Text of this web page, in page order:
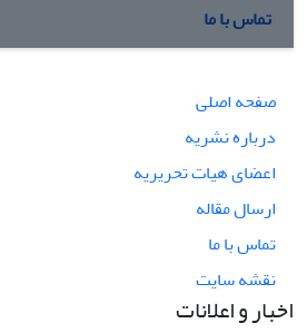
تماس با ما
صفحه اصلی
درباره نشریه
اعضای هیات تحریریه
ارسال مقاله
تماس با ما
نقشه سایت
اخبار و اعلانات